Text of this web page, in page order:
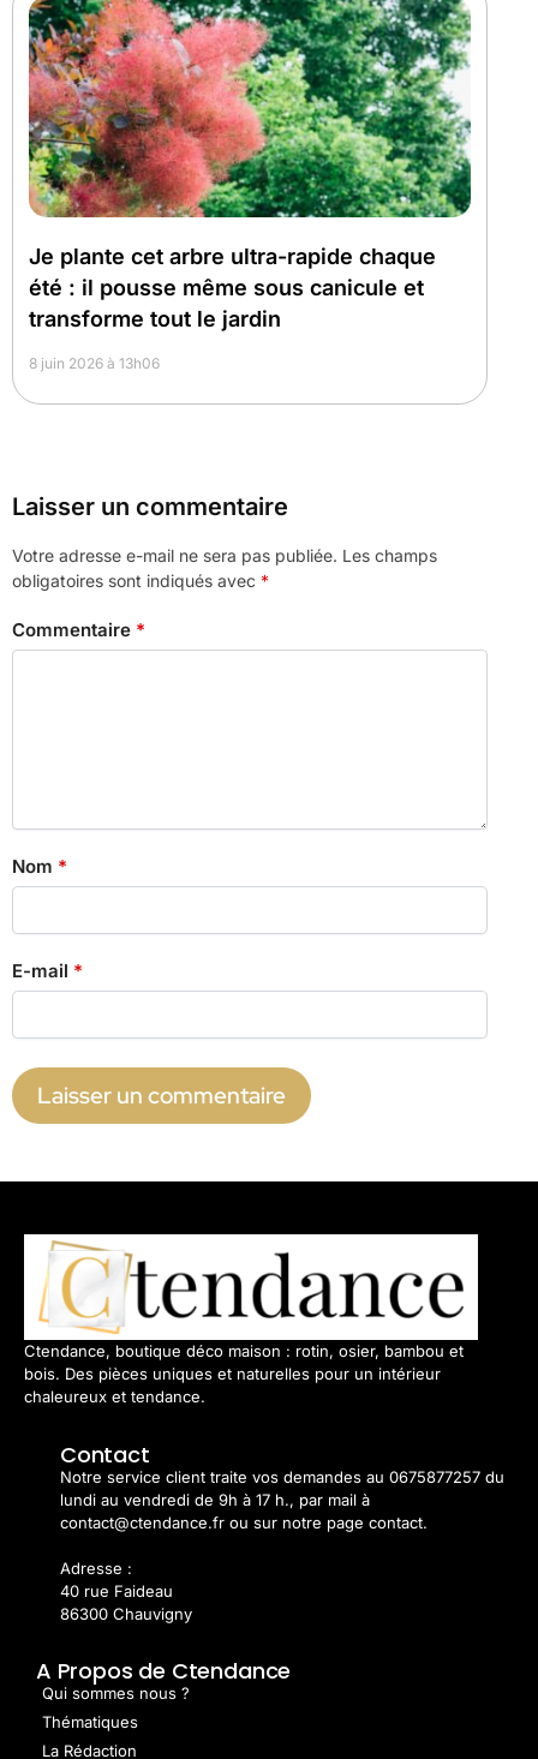
Je plante cet arbre ultra-rapide chaque
été : il pousse même sous canicule et
transforme tout le jardin
8 juin 2026 à 13h06
Laisser un commentaire
Votre adresse e-mail ne sera pas publiée. Les champs
obligatoires sont indiqués avec *
Commentaire *
Nom *
E-mail *
Ctendance, boutique déco maison : rotin, osier, bambou et
bois. Des pièces uniques et naturelles pour un intérieur
chaleureux et tendance.
Contact
Notre service client traite vos demandes au 0675877257 du
lundi au vendredi de 9h à 17 h., par mail à
contact@ctendance.fr ou sur notre page contact.
Adresse :
40 rue Faideau
86300 Chauvigny
A Propos de Ctendance
Qui sommes nous ?
Thématiques
La Rédaction